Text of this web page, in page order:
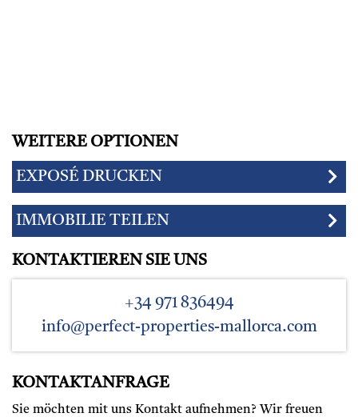
WEITERE OPTIONEN
EXPOSÉ DRUCKEN
IMMOBILIE TEILEN
KONTAKTIEREN SIE UNS
+34 971 836494
info@perfect-properties-mallorca.com
KONTAKTANFRAGE
Sie möchten mit uns Kontakt aufnehmen? Wir freuen